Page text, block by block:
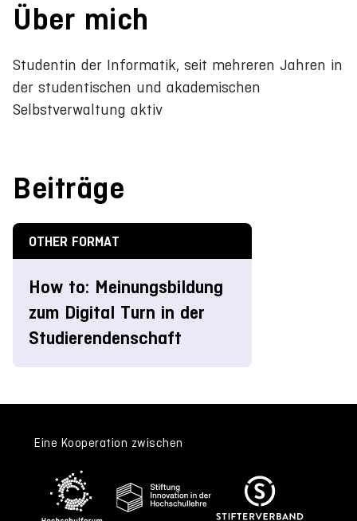
Über mich
Studentin der Informatik, seit mehreren Jahren in
der studentischen und akademischen
Selbstverwaltung aktiv
Beiträge
OTHER FORMAT
How to: Meinungsbildung
zum Digital Turn in der
Studierendenschaft
Eine Kooperation zwischen